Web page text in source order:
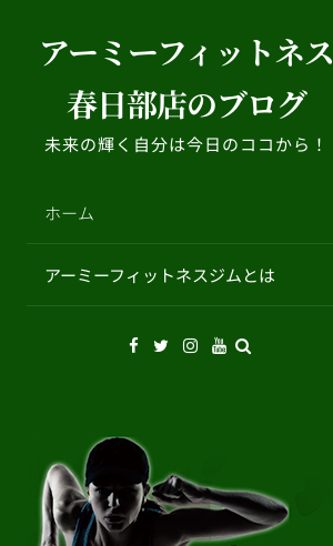
アーミーフィットネス
春日部店のブログ
未来の輝く自分は今日のココから！
ホーム
アーミーフィットネスジムとは
Facebook
TwitterInstagram
YouTube